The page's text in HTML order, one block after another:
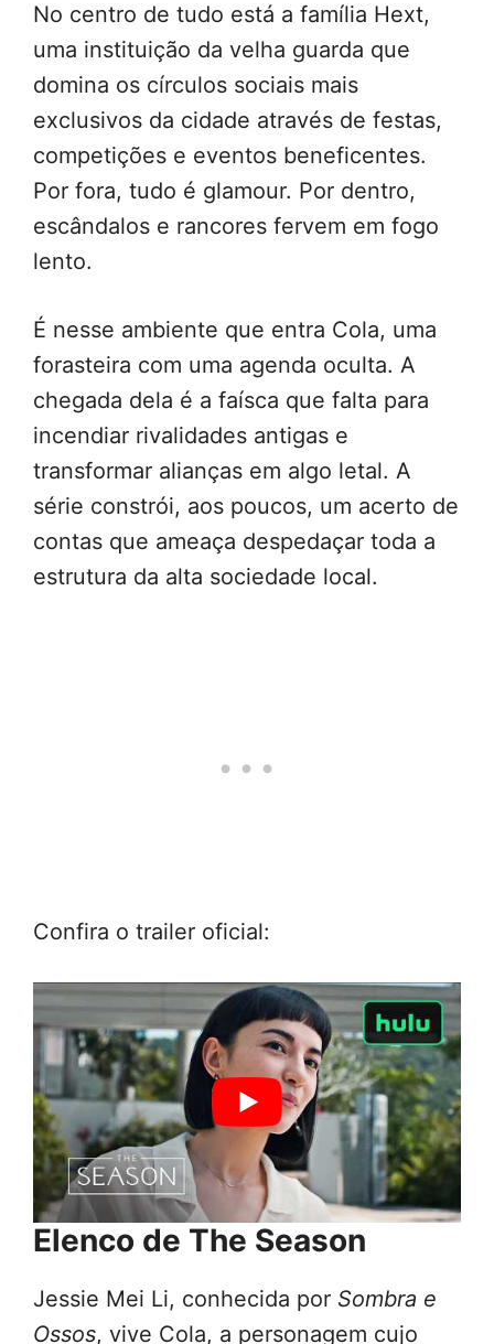
No centro de tudo está a família Hext,
uma instituição da velha guarda que
domina os círculos sociais mais
exclusivos da cidade através de festas,
competições e eventos beneficentes.
Por fora, tudo é glamour. Por dentro,
escândalos e rancores fervem em fogo
lento.
É nesse ambiente que entra Cola, uma
forasteira com uma agenda oculta. A
chegada dela é a faísca que falta para
incendiar rivalidades antigas e
transformar alianças em algo letal. A
série constrói, aos poucos, um acerto de
contas que ameaça despedaçar toda a
estrutura da alta sociedade local.
Confira o trailer oficial:
Elenco de The Season
Jessie Mei Li, conhecida por Sombra e
Ossos, vive Cola, a personagem cujo